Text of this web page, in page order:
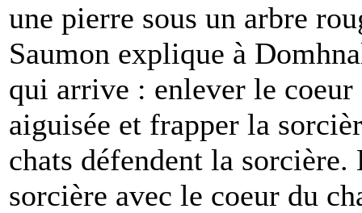
une pierre sous un arbre
Saumon explique à
qui arrive : enlever le
aiguisée et frapper la
chats défendent la
sorcière avec le coeur du